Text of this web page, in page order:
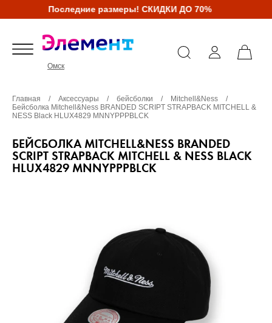
Последние размеры! СКИДКИ ДО 70%
Омск
Главная / Аксессуары / бейсболки / Mitchell&Ness
/
Бейсболка Mitchell&Ness BRANDED SCRIPT STRAPBACK MITCHELL &
NESS Black HLUX4829 MNNYPPPBLCK
БЕЙСБОЛКА MITCHELL&NESS BRANDED
SCRIPT STRAPBACK MITCHELL & NESS BLACK
HLUX4829 MNNYPPPBLCK